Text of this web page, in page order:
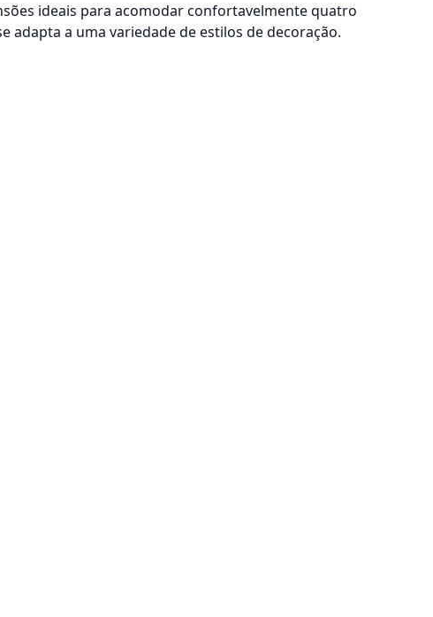
ideais para acomodar confortavelmente quatro
adapta a uma variedade de estilos de decoração.